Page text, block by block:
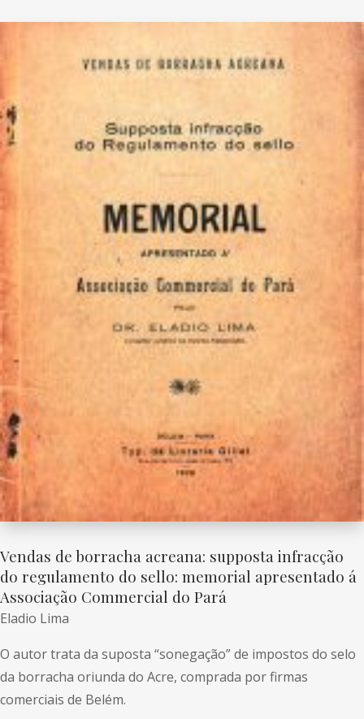
Vendas de borracha acreana: supposta infracção
do regulamento do sello: memorial apresentado á
Associação Commercial do Pará
Eladio Lima
O autor trata da suposta “sonegação” de impostos do selo
da borracha oriunda do Acre, comprada por firmas
comerciais de Belém.